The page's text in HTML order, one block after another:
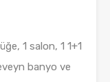
1 salon, 1
banyo ve